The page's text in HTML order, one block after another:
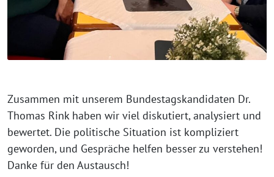
Zusammen mit unserem Bundestagskandidaten Dr.
Thomas Rink haben wir viel diskutiert, analysiert und
bewertet. Die politische Situation ist kompliziert
geworden, und Gespräche helfen besser zu verstehen!
Danke für den Austausch!